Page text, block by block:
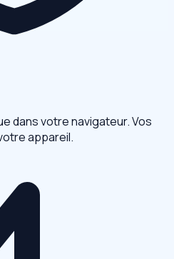
dans votre navigateur. Vos
appareil.